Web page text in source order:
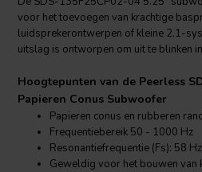
voor het toevoegen van krachtige
luidsprekerontwerpen of kleine 2.1-
uitslag is ontworpen om uit te blinken
Hoogtepunten van de Peerless
Papieren Conus Subwoofer
Papieren conus en rubberen
Frequentiebereik 50 - 1000 Hz
Resonantiefrequentie (Fs): 58 Hz
Geweldig voor het bouwen